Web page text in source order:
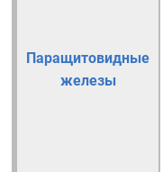
Паращитовидные
железы